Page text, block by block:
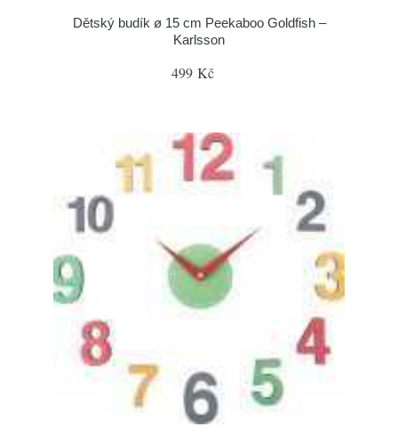
Dětský budík ø 15 cm Peekaboo Goldfish –
Karlsson
499 Kč